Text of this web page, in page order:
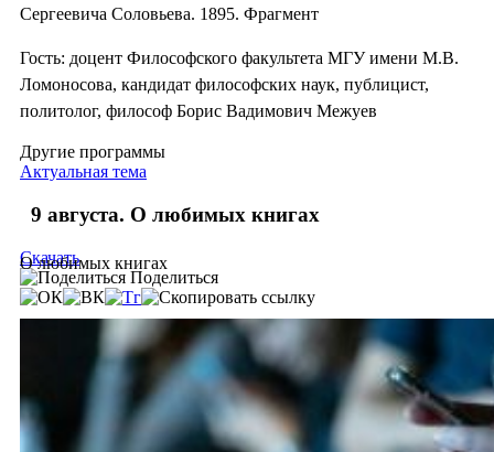
Сергеевича Соловьева. 1895. Фрагмент
Гость: доцент Философского факультета МГУ имени М.В.
Ломоносова, кандидат философских наук, публицист,
политолог, философ Борис Вадимович Межуев
Другие программы
Актуальная тема
9 августа. О любимых книгах
О любимых книгах
Скачать
Поделиться